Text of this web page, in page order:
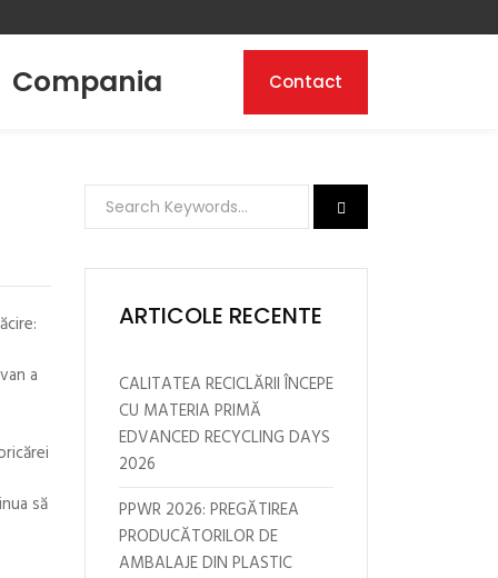
Compania Contact
a
să
ARTICOLE RECENTE
CALITATEA RECICLĂRII ÎNCEPE
CU MATERIA PRIMĂ
EDVANCED RECYCLING DAYS
2026
PPWR 2026: PREGĂTIREA
PRODUCĂTORILOR DE
AMBALAJE DIN PLASTIC